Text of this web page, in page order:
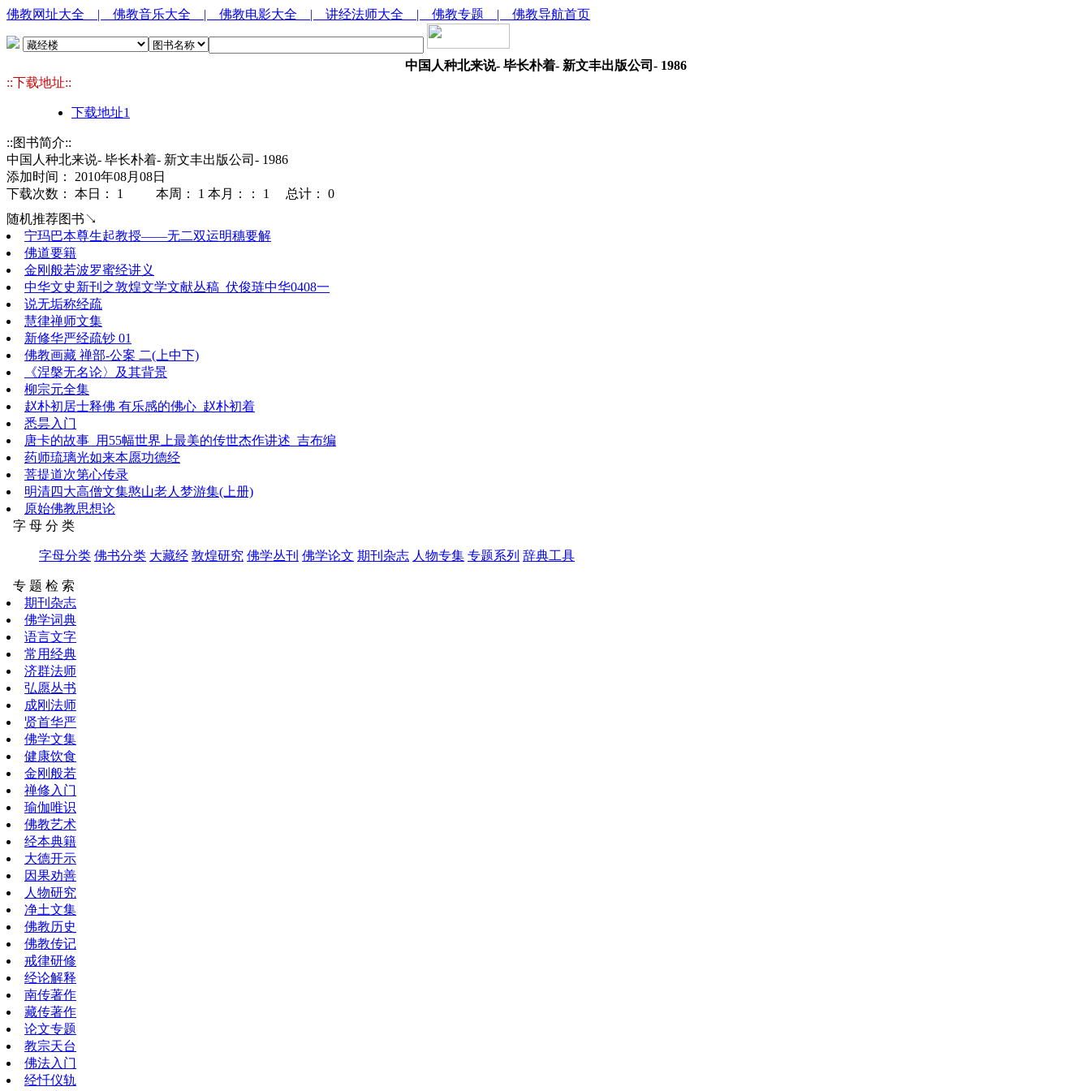
佛教网址大全 | 佛教音乐大全 | 佛教电影大全 | 讲经法师大全 | 佛教专题 | 佛教导航首页
中国人种北来说- 毕长朴着- 新文丰出版公司- 1986
::下载地址::
下载地址1
::图书简介::
中国人种北来说- 毕长朴着- 新文丰出版公司- 1986
添加时间： 2010年08月08日
下载次数： 本日： 1 本周： 1 本月：： 1 总计： 0
随机推荐图书↘
宁玛巴本尊生起教授——无二双运明穗要解
佛道要籍
金刚般若波罗蜜经讲义
中华文史新刊之敦煌文学文献丛稿_伏俊琏中华0408一
说无垢称经疏
慧律禅师文集
新修华严经疏钞 01
佛教画藏 禅部-公案 二(上中下)
《涅槃无名论〉及其背景
柳宗元全集
赵朴初居士释佛 有乐感的佛心_赵朴初着
悉昙入门
唐卡的故事_用55幅世界上最美的传世杰作讲述_吉布编
药师琉璃光如来本愿功德经
菩提道次第心传录
明清四大高僧文集憨山老人梦游集(上册)
原始佛教思想论
字 母 分 类
字母分类 佛书分类 大藏经 敦煌研究 佛学丛刊 佛学论文 期刊杂志 人物专集 专题系列 辞典工具
专 题 检 索
期刊杂志
佛学词典
语言文字
常用经典
济群法师
弘愿丛书
成刚法师
贤首华严
佛学文集
健康饮食
金刚般若
禅修入门
瑜伽唯识
佛教艺术
经本典籍
大德开示
因果劝善
人物研究
净土文集
佛教历史
佛教传记
戒律研修
经论解释
南传著作
藏传著作
论文专题
教宗天台
佛法入门
经忏仪轨